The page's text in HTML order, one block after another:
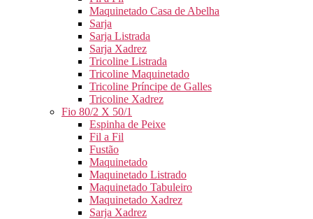
Maquinetado Casa de Abelha
Sarja
Sarja Listrada
Sarja Xadrez
Tricoline Listrada
Tricoline Maquinetado
Tricoline Príncipe de Galles
Tricoline Xadrez
Fio 80/2 X 50/1
Espinha de Peixe
Fil a Fil
Fustão
Maquinetado
Maquinetado Listrado
Maquinetado Tabuleiro
Maquinetado Xadrez
Sarja Xadrez